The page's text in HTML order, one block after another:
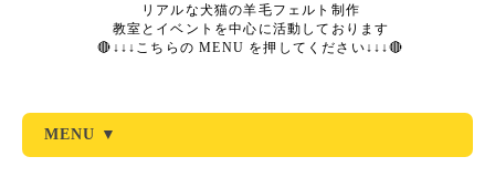
リアルな犬猫の羊毛フェルト制作
教室とイベントを中心に活動しております
🔴↓↓↓こちらの MENU を押してください↓↓↓🔴
MENU ▼